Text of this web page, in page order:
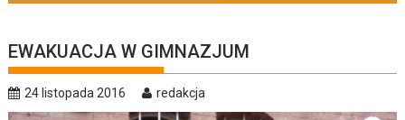
EWAKUACJA W GIMNAZJUM
24 listopada 2016 redakcja